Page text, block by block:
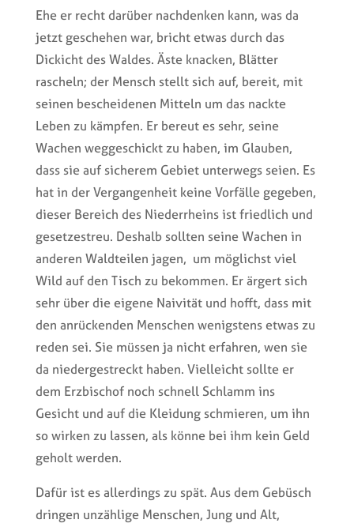
Ehe er recht darüber nachdenken kann, was da
jetzt geschehen war, bricht etwas durch das
Dickicht des Waldes. Äste knacken, Blätter
rascheln; der Mensch stellt sich auf, bereit, mit
seinen bescheidenen Mitteln um das nackte
Leben zu kämpfen. Er bereut es sehr, seine
Wachen weggeschickt zu haben, im Glauben,
dass sie auf sicherem Gebiet unterwegs seien. Es
hat in der Vergangenheit keine Vorfälle gegeben,
dieser Bereich des Niederrheins ist friedlich und
gesetzestreu. Deshalb sollten seine Wachen in
anderen Waldteilen jagen, um möglichst viel
Wild auf den Tisch zu bekommen. Er ärgert sich
sehr über die eigene Naivität und hofft, dass mit
den anrückenden Menschen wenigstens etwas zu
reden sei. Sie müssen ja nicht erfahren, wen sie
da niedergestreckt haben. Vielleicht sollte er
dem Erzbischof noch schnell Schlamm ins
Gesicht und auf die Kleidung schmieren, um ihn
so wirken zu lassen, als könne bei ihm kein Geld
geholt werden.
Dafür ist es allerdings zu spät. Aus dem Gebüsch
dringen unzählige Menschen, Jung und Alt,